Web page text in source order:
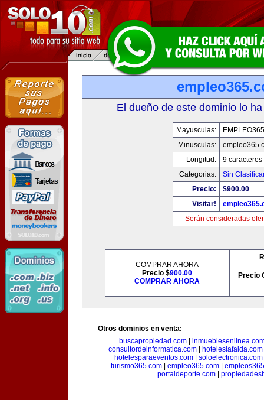
El dueño de este dominio lo
Mayusculas:
Minusculas:
Longitud:
9 caracteres
Categorias:
Sin
Precio:
$900.00
Visitar!
Serán consideradas
COMPRAR AHORA
Precio $900.00
COMPRAR AHORA
Precio
Otros dominios en venta:
buscapropiedad.com
consultordeinformatica.com| hoteleslafalda.com
hotelesparaeventos.com
soloelectronica.com
turismo365.com| empleo365.com|
portaldeporte.com|